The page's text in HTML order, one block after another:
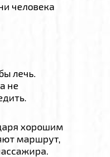
человека
лечь.
не
хорошим
маршрут,